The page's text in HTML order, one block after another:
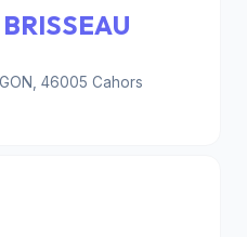
46005 Cahors